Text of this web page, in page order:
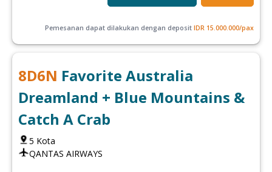
Pemesanan dapat dilakukan dengan deposit IDR 15.000.000/pax
8D6N Favorite Australia
Dreamland + Blue Mountains &
Catch A Crab
5 Kota
QANTAS AIRWAYS